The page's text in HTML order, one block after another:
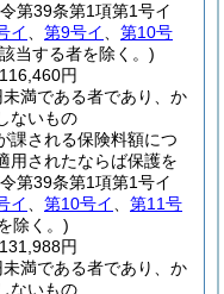
第39条第1項第1号イ
イ 第9号イ
第10号
当する者を除く。)
円
満である者であり、か
ないもの
課される保険料額につ
用されたならば保護を
第39条第1項第1号イ
イ 第10号イ
第11号
除く。)
円
満である者であり、か
ないもの